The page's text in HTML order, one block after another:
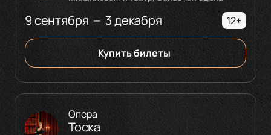
9 сентября — 3 декабря 12+
Купить билеты
Опера
Тоска